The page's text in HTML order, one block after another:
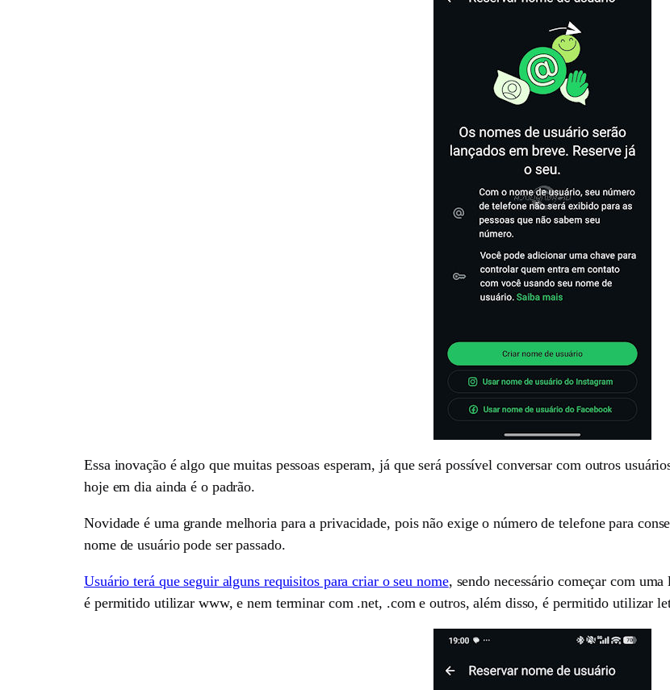
Essa inovação é algo que muitas pessoas esperam, já que será possível conversar com outros
hoje em dia ainda é o padrão.
Novidade é uma grande melhoria para a privacidade, pois não exige o número de telefone para
nome de usuário pode ser passado.
Usuário terá que seguir alguns requisitos para criar o seu nome, sendo necessário começar com
é permitido utilizar www, e nem terminar com .net, .com e outros, além disso, é permitido utilizar